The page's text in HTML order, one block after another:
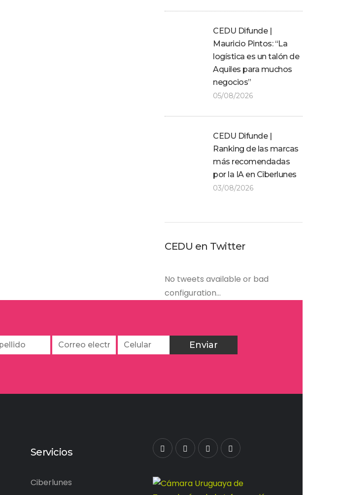
CEDU Difunde |
Mauricio Pintos: “La
logística es un talón de
Aquiles para muchos
negocios”
05/08/2026
CEDU Difunde |
Ranking de las marcas
más recomendadas
por la IA en Ciberlunes
03/08/2026
CEDU en Twitter
No tweets available or bad
configuration...
Servicios
Ciberlunes